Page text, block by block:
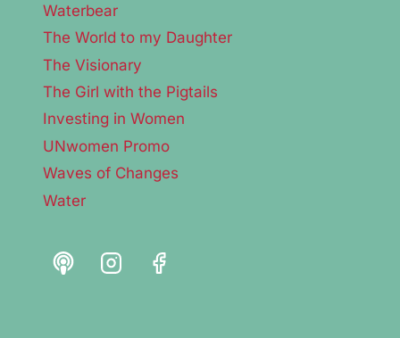
Waterbear
The World to my Daughter
The Visionary
The Girl with the Pigtails
Investing in Women
UNwomen Promo
Waves of Changes
Water